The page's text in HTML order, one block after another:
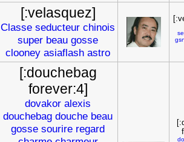
[:velasquez]
Classe seducteur chinois
super beau gosse
clooney asiaflash astro
[:douchebag
forever:4]
dovakor alexis
douchebag douche beau
gosse sourire regard